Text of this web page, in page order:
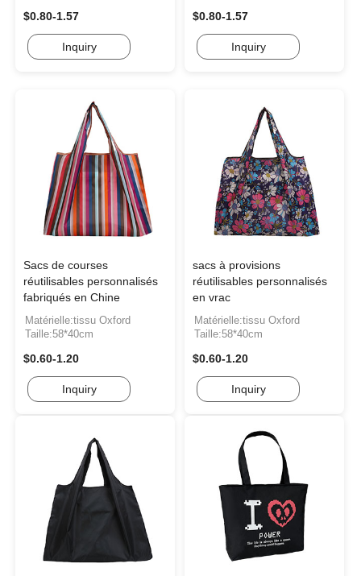
$0.80-1.57
Inquiry
$0.80-1.57
Inquiry
Sacs de courses
réutilisables personnalisés
fabriqués en Chine
Matérielle:tissu Oxford
Taille:58*40cm
$0.60-1.20
Inquiry
sacs à provisions
réutilisables personnalisés
en vrac
Matérielle:tissu Oxford
Taille:58*40cm
$0.60-1.20
Inquiry